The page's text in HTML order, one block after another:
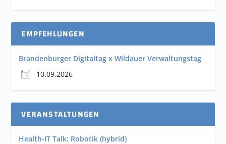
EMPFEHLUNGEN
Brandenburger Digitaltag x Wildauer Verwaltungstag
10.09.2026
VERANSTALTUNGEN
Health-IT Talk: Robotik (hybrid)